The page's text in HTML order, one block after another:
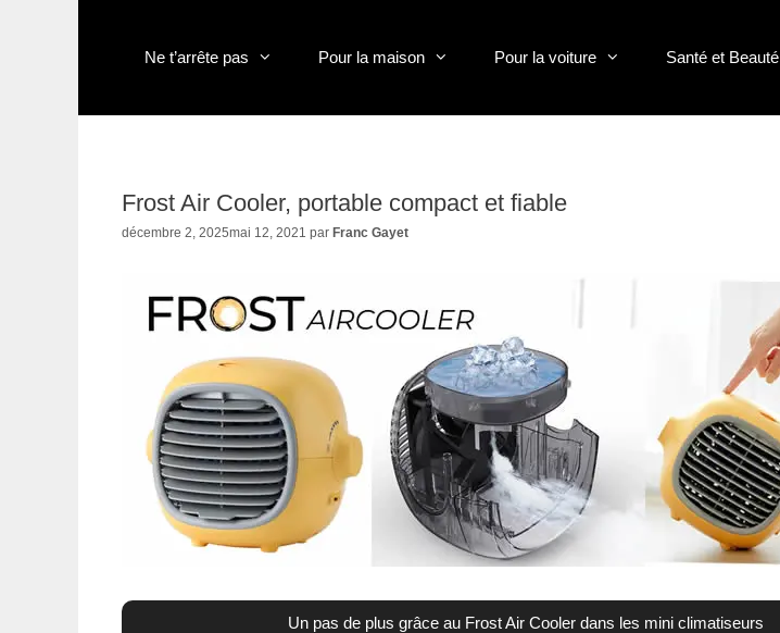
Ne t’arrête pas Pour la maison Pour la voiture Santé et Beauté
Frost Air Cooler, portable compact et fiable
décembre 2, 2025mai 12, 2021 par Franc Gayet
Un pas de plus grâce au Frost Air Cooler dans les mini climatiseurs